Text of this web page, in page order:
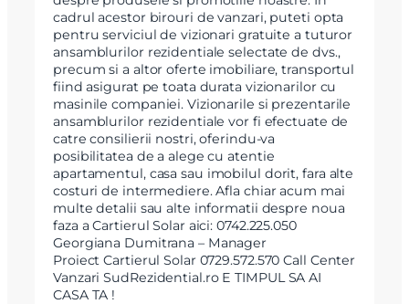
cadrul acestor birouri de vanzari, puteti opta
pentru serviciul de vizionari gratuite a tuturor
ansamblurilor rezidentiale selectate de dvs.,
precum si a altor oferte imobiliare, transportul
fiind asigurat pe toata durata vizionarilor cu
masinile companiei. Vizionarile si prezentarile
ansamblurilor rezidentiale vor fi efectuate de
catre consilierii nostri, oferindu-va
posibilitatea de a alege cu atentie
apartamentul, casa sau imobilul dorit, fara alte
costuri de intermediere. Afla chiar acum mai
multe detalii sau alte informatii despre noua
faza a Cartierul Solar aici: 0742.225.050
Georgiana Dumitrana – Manager
Proiect Cartierul Solar 0729.572.570 Call Center
Vanzari SudRezidential.ro E TIMPUL SA AI
CASA TA !